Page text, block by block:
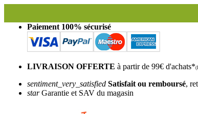
Paiement 100% sécurisé
LIVRAISON OFFERTE à partir de 99€ d'achats*
sentiment_very_satisfied Satisfait ou remboursé,
starGarantie et SAV du magasin